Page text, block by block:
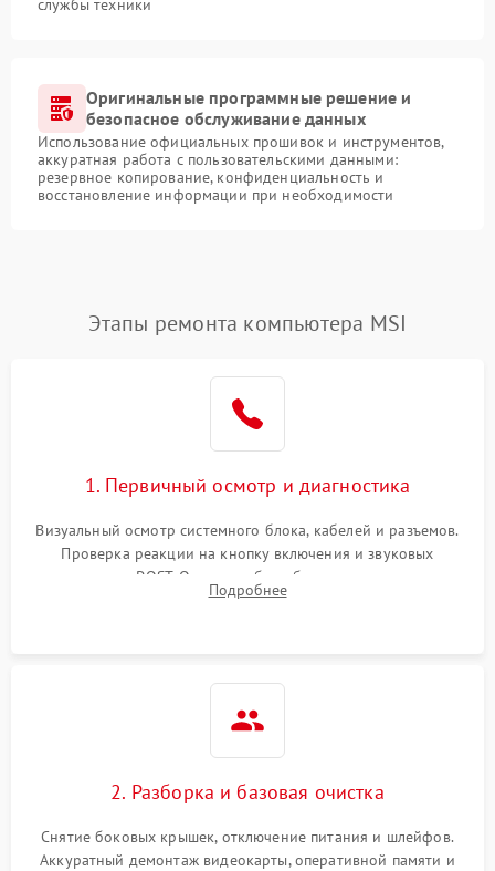
службы техники
Оригинальные программные решение и
безопасное обслуживание данных
Использование официальных прошивок и инструментов,
аккуратная работа с пользовательскими данными:
резервное копирование, конфиденциальность и
восстановление информации при необходимости
Этапы ремонта компьютера MSI
1. Первичный осмотр и диагностика
Визуальный осмотр системного блока, кабелей и разъемов.
Проверка реакции на кнопку включения и звуковых
сигналов POST. Оценка работы блока питания для
локализации базовых неисправностей без полного разбора.
Подробнее
2. Разборка и базовая очистка
Снятие боковых крышек, отключение питания и шлейфов.
Аккуратный демонтаж видеокарты, оперативной памяти и